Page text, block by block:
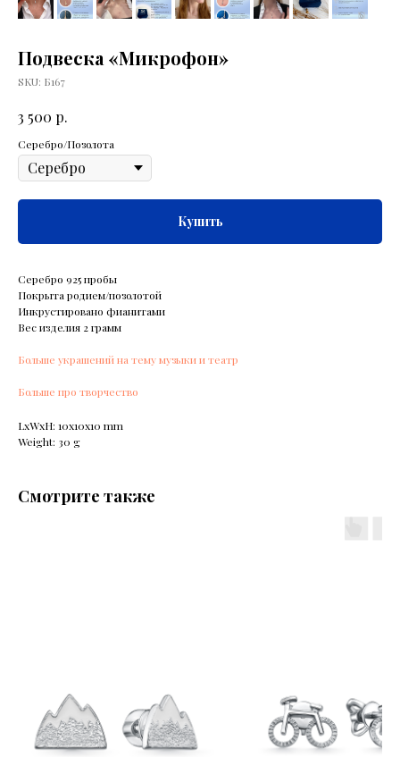
Подвеска «Микрофон»
SKU: Б167
3 500 р.
Серебро/Позолота
Купить
Серебро 925 пробы
Покрыта родием/позолотой
Инкрустировано фианитами
Вес изделия 2 грамм
Больше украшений на тему музыки и театр
Больше про творчество
LxWxH: 10x10x10 mm
Weight: 30 g
Смотрите также